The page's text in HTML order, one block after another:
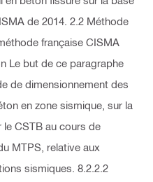
de 2014. 2.2 Méthode
française CISMA
Le but de ce paragraphe
de dimensionnement des
en zone sismique, sur la
le CSTB au cours de
MTPS, relative aux
sismiques. 8.2.2.2